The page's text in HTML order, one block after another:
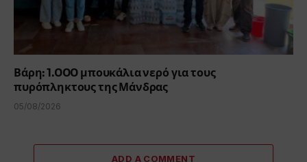
Βάρη: 1.000 μπουκάλια νερό για τους
πυρόπληκτους της Μάνδρας
05/08/2026
ADD A COMMENT